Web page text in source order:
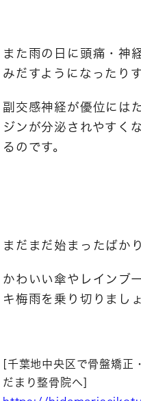
また雨の日に頭痛・神
みだすようになったり
副交感神経が優位には
ジンが分泌されやすく
るのです。
まだまだ始まったばか
かわいい傘やレインブ
キ梅雨を乗り切りまし
[千葉地中央区で骨盤矯
だまり整骨院へ]